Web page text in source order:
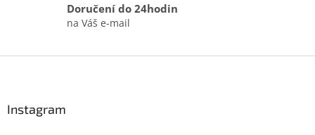
v
i
Doručení do 24hodin
na Váš e-mail
Instagram